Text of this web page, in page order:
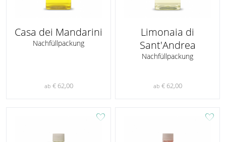
Casa dei Mandarini
Nachfüllpackung
ab € 62,00
Limonaia di
Sant'Andrea
Nachfüllpackung
ab € 62,00
favorite favorite